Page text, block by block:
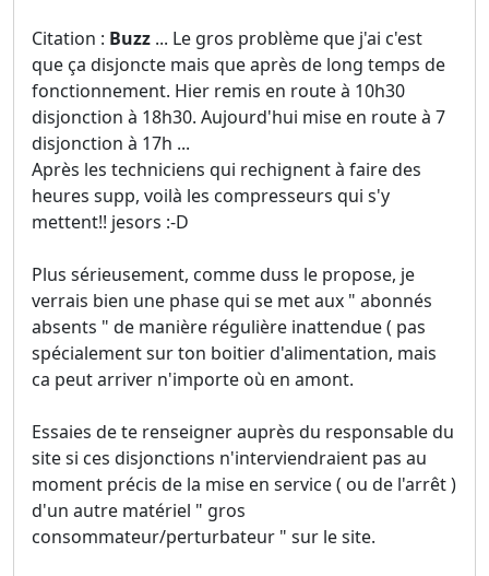
Citation : Buzz ... Le gros problème que j'ai c'est
que ça disjoncte mais que après de long temps de
fonctionnement. Hier remis en route à 10h30
disjonction à 18h30. Aujourd'hui mise en route à 7
disjonction à 17h ...
Après les techniciens qui rechignent à faire des
heures supp, voilà les compresseurs qui s'y
mettent!! jesors :-D
Plus sérieusement, comme duss le propose, je
verrais bien une phase qui se met aux " abonnés
absents " de manière régulière inattendue ( pas
spécialement sur ton boitier d'alimentation, mais
ca peut arriver n'importe où en amont.
Essaies de te renseigner auprès du responsable du
site si ces disjonctions n'interviendraient pas au
moment précis de la mise en service ( ou de l'arrêt )
d'un autre matériel " gros
consommateur/perturbateur " sur le site.